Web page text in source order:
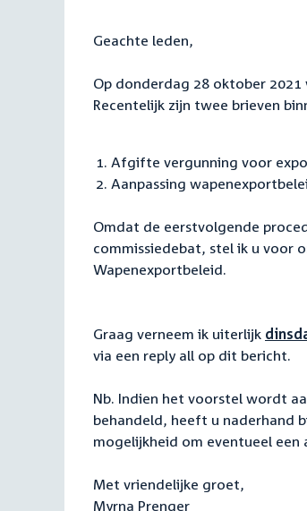
Geachte leden,
Op donderdag 28 oktober
Recentelijk zijn twee brieven
Afgifte vergunning voor
Aanpassing
Omdat de eerstvolgende
commissiedebat, stel ik u voor
Wapenexportbeleid.
Graag verneem ik uiterlijk
via een reply all op dit bericht.
Nb. Indien het voorstel wordt
behandeld, heeft u naderhand
mogelijkheid om eventueel een
Met vriendelijke groet,
Myrna Prenger